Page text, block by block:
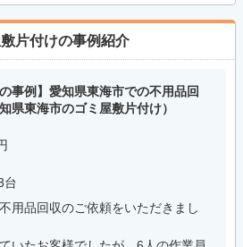
片付けの事例紹介
の事例】愛知県東海市での不用品回
県東海市のゴミ屋敷片付け）
台
用品回収のご依頼をいただきまし